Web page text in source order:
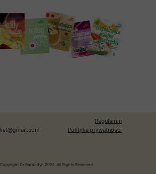
Regulamin
Polityka prywatności
Dr Bardadyn 2025. All Rights Reserved